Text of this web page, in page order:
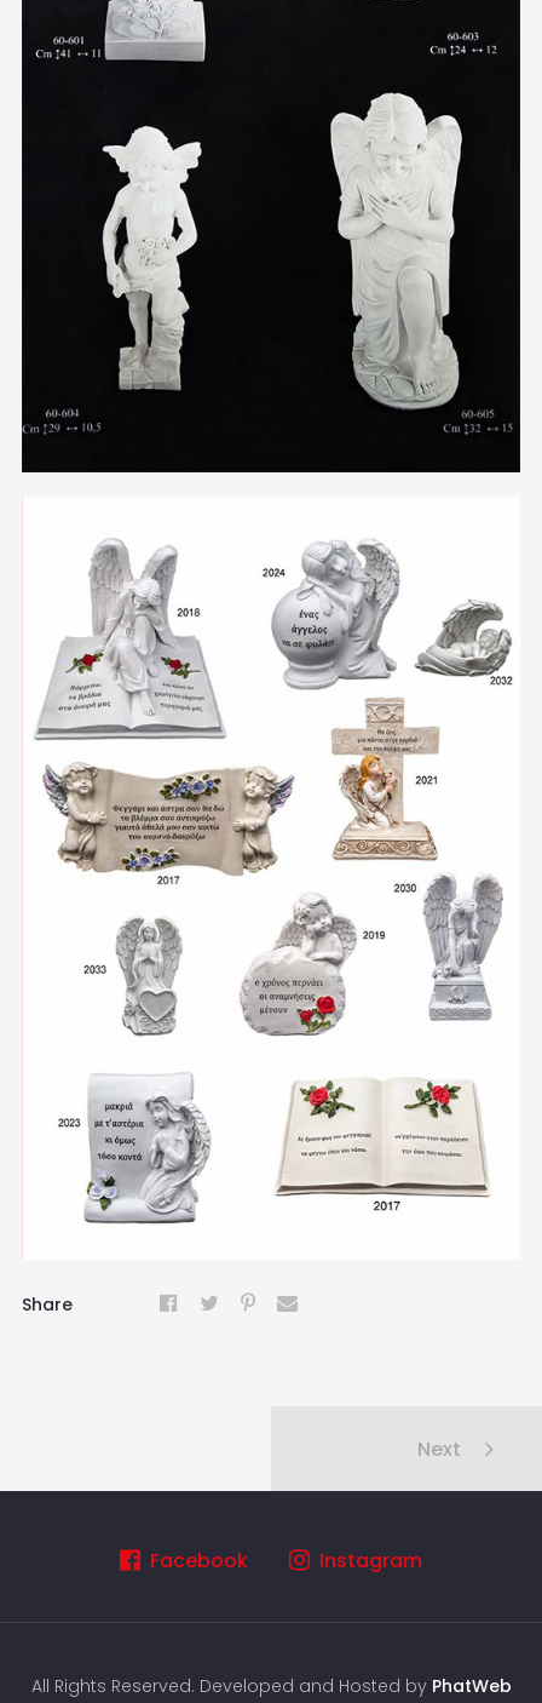
Share
Next
Facebook Instagram
All Rights Reserved. Developed and Hosted by PhatWeb